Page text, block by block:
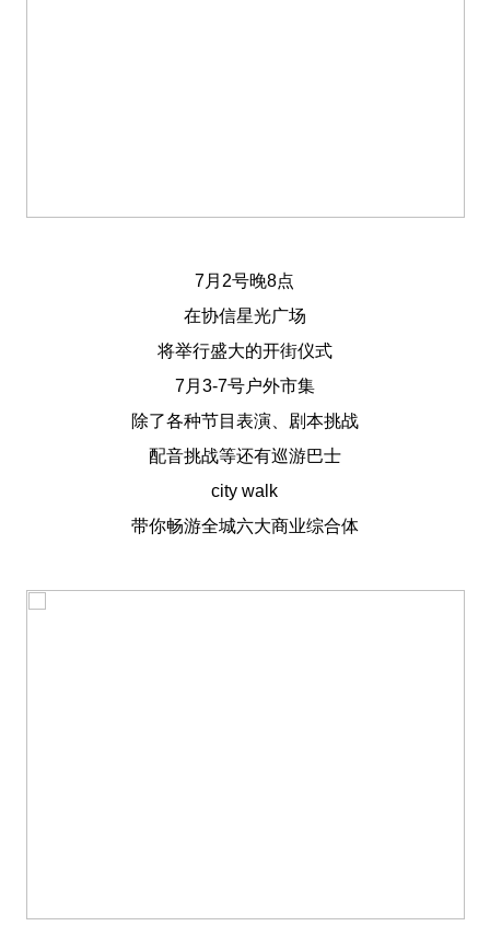
7月2号晚8点
在协信星光广场
将举行盛大的开街仪式
7月 3-7号户外市集
除了各种节目表演、剧本挑战
配音挑战等还有巡游巴士
city walk
带你畅游全城六大商业综合体